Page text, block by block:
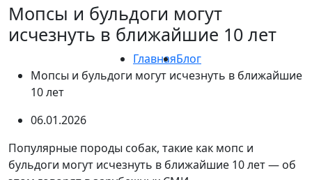
Мопсы и бульдоги могут
исчезнуть в ближайшие 10 лет
ГлавнаяБлог
Мопсы и бульдоги могут исчезнуть в ближайшие
10 лет
06.01.2026
Популярные породы собак, такие как мопс и
бульдоги могут исчезнуть в ближайшие 10 лет — об